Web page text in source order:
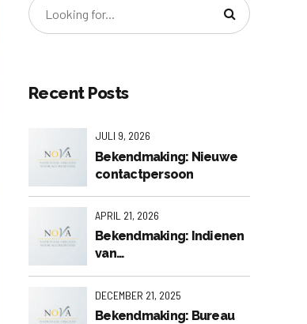
Recent Posts
JULI 9, 2026
Bekendmaking: Nieuwe
contactpersoon
APRIL 21, 2026
Bekendmaking: Indienen
van
voor de 2e visitatieronde
DECEMBER 21, 2025
Bekendmaking: Bureau